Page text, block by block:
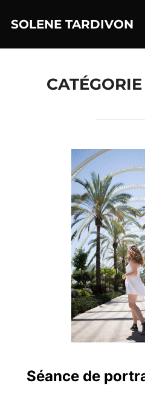
SOLENE TARDIVON
CATÉGORIE
Séance de